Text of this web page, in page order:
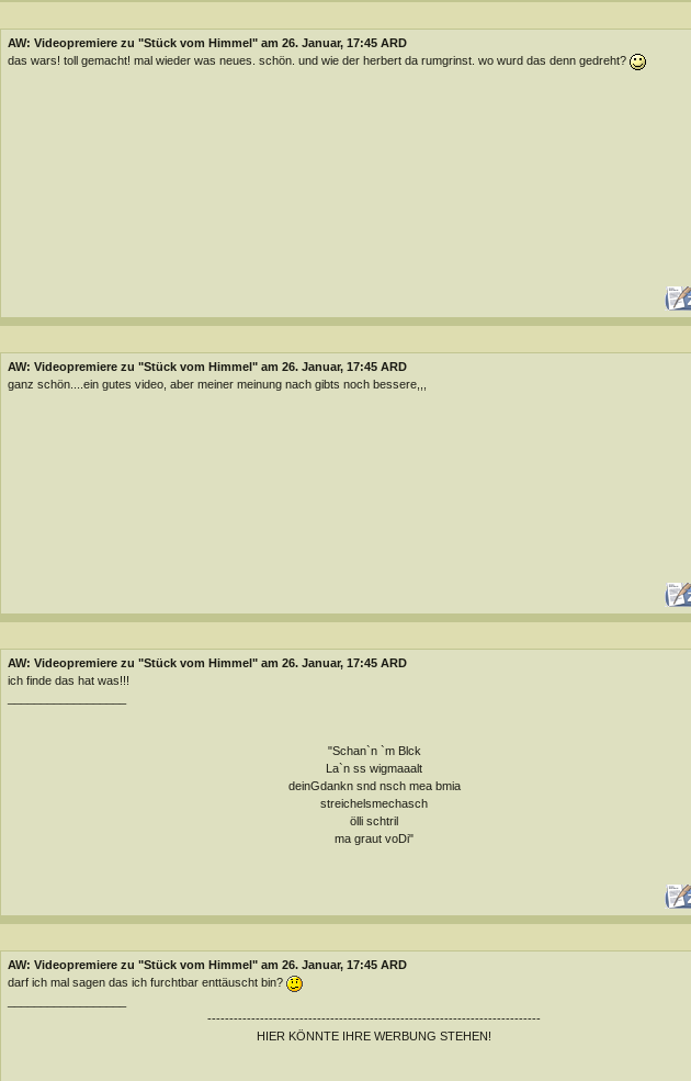
AW: Videopremiere zu "Stück vom Himmel" am 26. Januar, 17:45 ARD
das wars! toll gemacht! mal wieder was neues. schön. und wie der herbert da rumgrinst. wo wurd das denn gedreht?
AW: Videopremiere zu "Stück vom Himmel" am 26. Januar, 17:45 ARD
ganz schön....ein gutes video, aber meiner meinung nach gibts noch bessere,,,
AW: Videopremiere zu "Stück vom Himmel" am 26. Januar, 17:45 ARD
ich finde das hat was!!!
"Schan`n `m Blck
La`n ss wigmaaalt
deinGdankn snd nsch mea bmia
streichelsmechasch
ölli schtril
ma graut voDi"
AW: Videopremiere zu "Stück vom Himmel" am 26. Januar, 17:45 ARD
darf ich mal sagen das ich furchtbar enttäuscht bin?
----------------------------------------------------------------------------
HIER KÖNNTE IHRE WERBUNG STEHEN!